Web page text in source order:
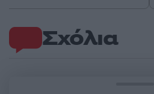
Σχόλια